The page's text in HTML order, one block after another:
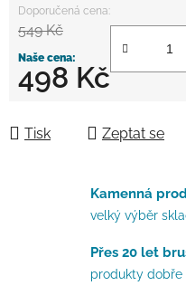
549 Kč
498 Kč
Tisk Zeptat se
Kamenná
velký výběr
Přes 20 let
produkty dobře